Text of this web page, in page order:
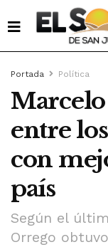
Portada Política
entre
con
país
Según el
Orrego